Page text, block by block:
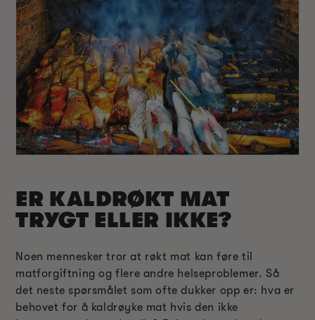
ER KALDRØKT MAT
TRYGT ELLER IKKE?
Noen mennesker tror at røkt mat kan føre til
matforgiftning og flere andre helseproblemer. Så
det neste spørsmålet som ofte dukker opp er: hva er
behovet for å kaldrøyke mat hvis den ikke